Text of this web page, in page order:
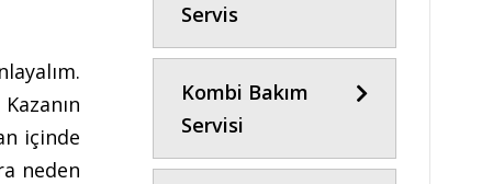
içinde
neden
Servis
Kombi Bakım
Servisi